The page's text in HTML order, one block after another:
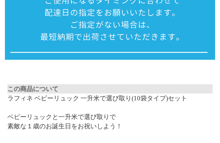
この商品について
ラフィネ ベビーリュック 一升米で選び取り(10袋タイプ)セット
ベビーリュックと一升米で選び取りで
素敵な１歳のお誕生日をお祝いしよう！